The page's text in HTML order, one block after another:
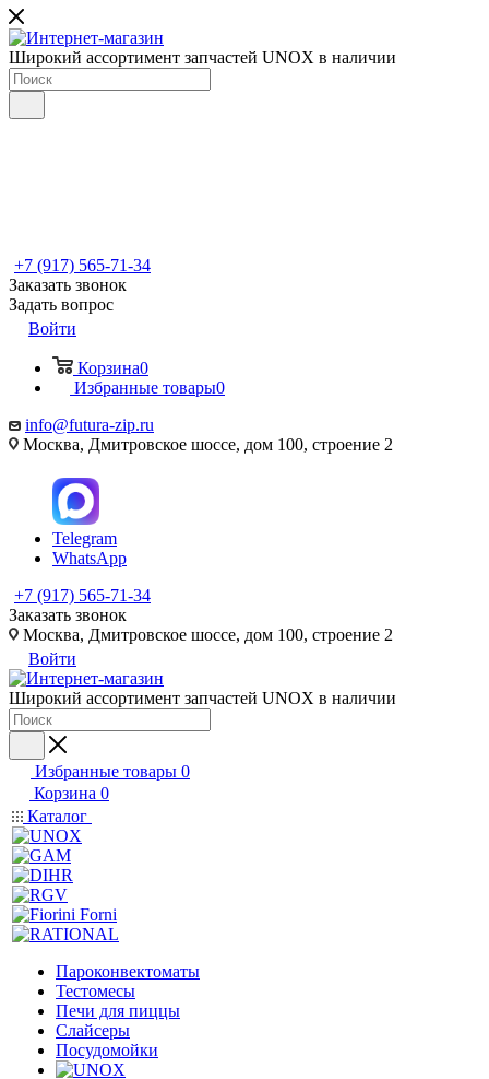
Широкий ассортимент запчастей UNOX в наличии
+7 (917) 565-71-34
Заказать звонок
Задать вопрос
Войти
Корзина0
Избранные товары0
info@futura-zip.ru
Москва, Дмитровское шоссе, дом 100, строение 2
Telegram
WhatsApp
+7 (917) 565-71-34
Заказать звонок
Москва, Дмитровское шоссе, дом 100, строение 2
Войти
Широкий ассортимент запчастей UNOX в наличии
Избранные товары 0
Корзина 0
Каталог
Пароконвектоматы
Тестомесы
Печи для пиццы
Слайсеры
Посудомойки